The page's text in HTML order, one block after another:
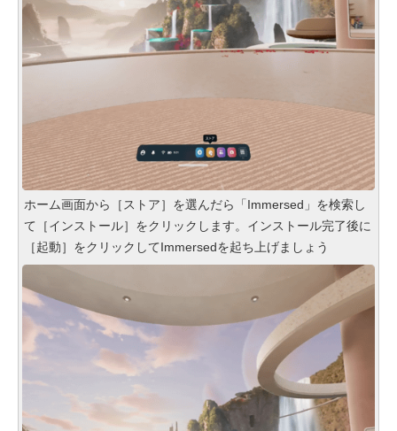
ホーム画面から［ストア］を選んだら「Immersed」を検索し
て［インストール］をクリックします。インストール完了後に
［起動］をクリックしてImmersedを起ち上げましょう